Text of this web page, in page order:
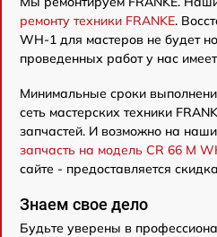
ремонту техники FRANKE.
WH-1 для мастеров не будет
проведенных работ у нас
Минимальные сроки
сеть мастерских техники
запчастей. И возможно на
запчасть на модель CR 66 M
сайте - предоставляется
Знаем свое дело
Будьте уверены в